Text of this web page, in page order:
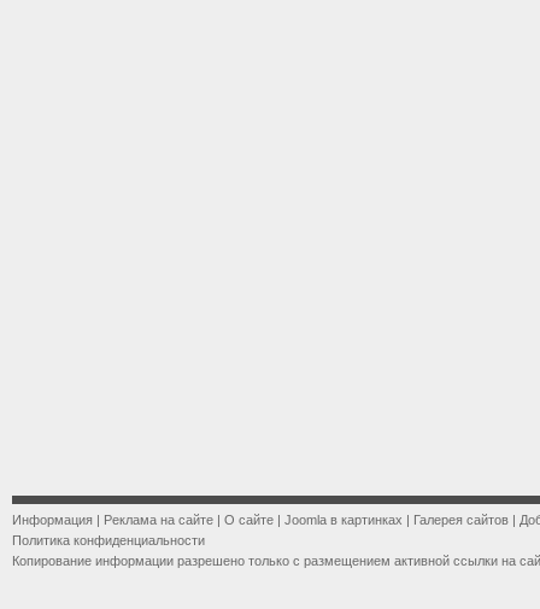
Информация | Реклама на сайте | О сайте | Joomla в картинках | Галерея сайтов |
Политика конфиденциальности
Копирование информации разрешено только с размещением активной ссылки на